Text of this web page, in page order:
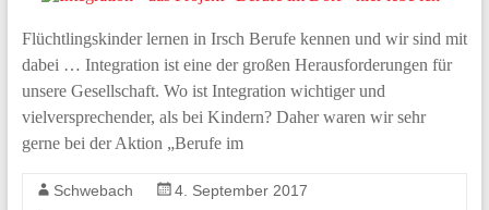
Flüchtlingskinder lernen in Irsch Berufe kennen und wir sind mit
dabei … Integration ist eine der großen Herausforderungen für
unsere Gesellschaft. Wo ist Integration wichtiger und
vielversprechender, als bei Kindern? Daher waren wir sehr
gerne bei der Aktion „Berufe im
Schwebach
4. September 2017